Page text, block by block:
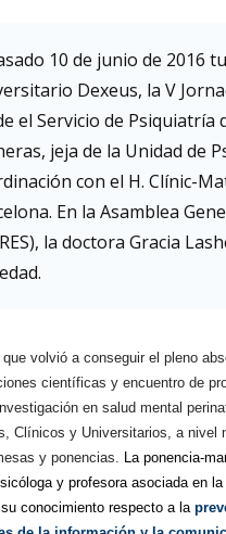
10 de junio de 2016
Dexeus, la V
el Servicio de
jeja de la Unidad de
con el H. Clínic-
En la Asamblea
la doctora Gracia
que volvió a conseguir el pleno
científicas y encuentro de
en salud mental
Clínicos y Universitarios, a nivel
y ponencias.
La ponencia-
y profesora asociada en
conocimiento respecto a la